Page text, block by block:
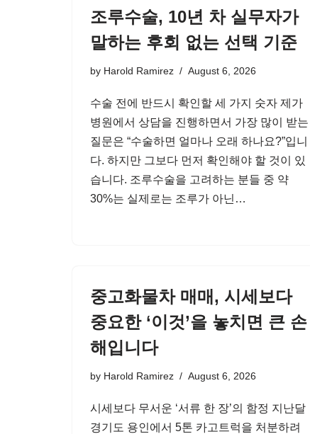
조루수술, 10년 차 실무자가
말하는 후회 없는 선택 기준
by Harold Ramirez August 6, 2026
수술 전에 반드시 확인할 세 가지 숫자 제가
병원에서 상담을 진행하면서 가장 많이 받는
질문은 “수술하면 얼마나 오래 하나요?”입니
다. 하지만 그보다 먼저 확인해야 할 것이 있
습니다. 조루수술을 고려하는 분들 중 약
30%는 실제로는 조루가 아닌…
중고화물차 매매, 시세보다
중요한 ‘이것’을 놓치면 큰 손
해입니다
by Harold Ramirez August 6, 2026
시세보다 무서운 ‘서류 한 장’의 함정 지난달
경기도 용인에서 5톤 카고트럭을 처분하려